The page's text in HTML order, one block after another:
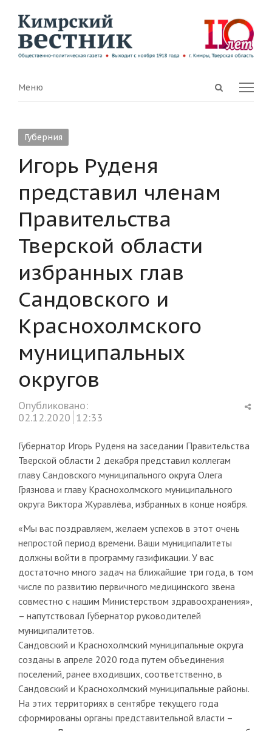
Open
Menu
Меню
Губерния
Игорь Руденя
представил членам
Правительства
Тверской области
избранных глав
Сандовского и
Краснохолмского
муниципальных
округов
Опубликовано:
02.12.2020 12:33
Губернатор Игорь Руденя на заседании Правительства
Тверской области 2 декабря представил коллегам
главу Сандовского муниципального округа Олега
Грязнова и главу Краснохолмского муниципального
округа Виктора Журавлёва, избранных в конце ноября.
«Мы вас поздравляем, желаем успехов в этот очень
непростой период времени. Ваши муниципалитеты
должны войти в программу газификации. У вас
достаточно много задач на ближайшие три года, в том
числе по развитию первичного медицинского звена
совместно с нашим Министерством здравоохранения»,
– напутствовал Губернатор руководителей
муниципалитетов.
Сандовский и Краснохолмский муниципальные округа
созданы в апреле 2020 года путем объединения
поселений, ранее входивших, соответственно, в
Сандовский и Краснохолмский муниципальные районы.
На этих территориях в сентябре текущего года
сформированы органы представительной власти –